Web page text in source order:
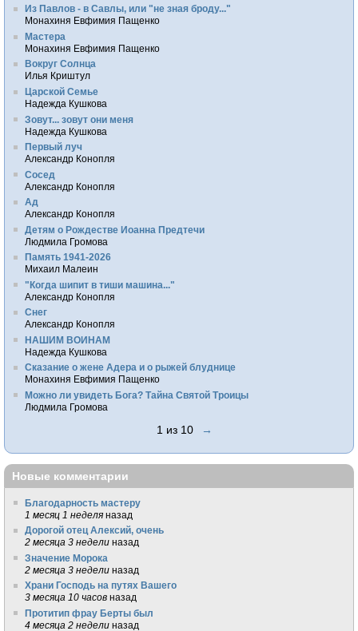
Из Павлов - в Савлы, или "не зная броду..."
Монахиня Евфимия Пащенко
Мастера
Монахиня Евфимия Пащенко
Вокруг Солнца
Илья Криштул
Царской Семье
Надежда Кушкова
Зовут... зовут они меня
Надежда Кушкова
Первый луч
Александр Конопля
Сосед
Александр Конопля
Ад
Александр Конопля
Детям о Рождестве Иоанна Предтечи
Людмила Громова
Память 1941-2026
Михаил Малеин
"Когда шипит в тиши машина..."
Александр Конопля
Снег
Александр Конопля
НАШИМ ВОИНАМ
Надежда Кушкова
Сказание о жене Адера и о рыжей блуднице
Монахиня Евфимия Пащенко
Можно ли увидеть Бога? Тайна Святой Троицы
Людмила Громова
1 из 10 →
Новые комментарии
Благодарность мастеру
1 месяц 1 неделя назад
Дорогой отец Алексий, очень
2 месяца 3 недели назад
Значение Морока
2 месяца 3 недели назад
Храни Господь на путях Вашего
3 месяца 10 часов назад
Протитип фрау Берты был
4 месяца 2 недели назад